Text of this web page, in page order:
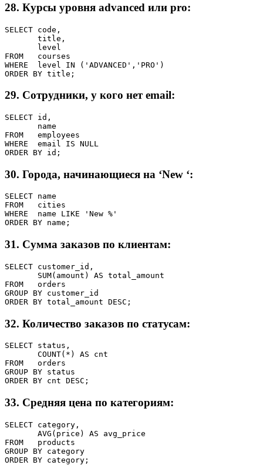
28. Курсы уровня advanced или pro:
SELECT code,
       title,
       level
FROM   courses
WHERE  level IN ('ADVANCED','PRO')
ORDER BY title;
29. Сотрудники, у кого нет email:
SELECT id,
       name
FROM   employees
WHERE  email IS NULL
ORDER BY id;
30. Города, начинающиеся на ‘New ‘:
SELECT name
FROM   cities
WHERE  name LIKE 'New %'
ORDER BY name;
31. Сумма заказов по клиентам:
SELECT customer_id,
       SUM(amount) AS total_amount
FROM   orders
GROUP BY customer_id
ORDER BY total_amount DESC;
32. Количество заказов по статусам:
SELECT status,
       COUNT(*) AS cnt
FROM   orders
GROUP BY status
ORDER BY cnt DESC;
33. Средняя цена по категориям:
SELECT category,
       AVG(price) AS avg_price
FROM   products
GROUP BY category
ORDER BY category;